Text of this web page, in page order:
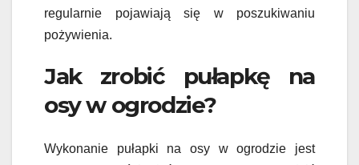
regularnie pojawiają się w poszukiwaniu
pożywienia.
Jak zrobić pułapkę na
osy w ogrodzie?
Wykonanie pułapki na osy w ogrodzie jest